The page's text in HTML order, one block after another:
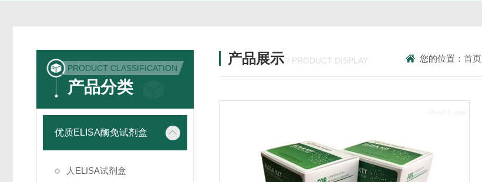
PRODUCT CLASSIFICATION
产品分类
优质ELISA酶免试剂盒
人ELISA试剂盒
产品展示 / PRODUCT DISPLAY 您的位置：首页